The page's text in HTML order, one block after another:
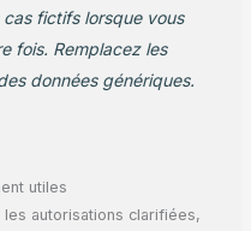
fictifs lorsque vous
fois. Remplacez les
données génériques.
utiles
les autorisations clarifiées,